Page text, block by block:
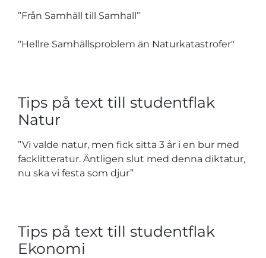
”Från Samhäll till Samhall”
"Hellre Samhällsproblem än Naturkatastrofer"
Tips på text till studentflak
Natur
”Vi valde natur, men fick sitta 3 år i en bur med
facklitteratur. Äntligen slut med denna diktatur,
nu ska vi festa som djur”
Tips på text till studentflak
Ekonomi